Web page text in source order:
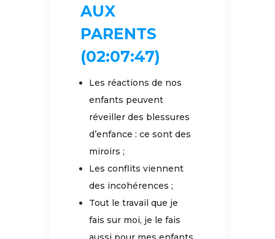
AUX
PARENTS
(02:07:47)
Les réactions de nos
enfants peuvent
réveiller des blessures
d’enfance : ce sont des
miroirs ;
Les conflits viennent
des incohérences ;
Tout le travail que je
fais sur moi, je le fais